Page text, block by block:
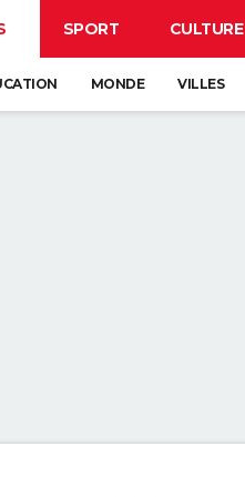
SPORT CULTURE
MONDE VILLES